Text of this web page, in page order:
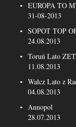
EUROPA TO
31-08-2013
SOPOT TOP
24.08.2013
Toruń Lato
11.08.2013
Wałcz Lato z
04.08.2013
Annopol
28.07.2013